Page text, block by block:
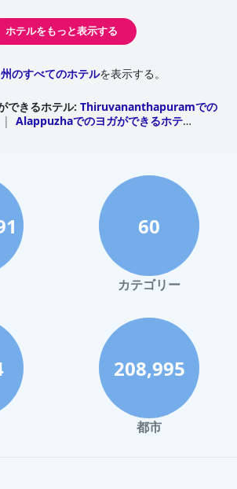
ホテルをもっと表示する
のすべてのホテルを表示する。
できるホテル: Thiruvananthapuramでの
| Alappuzhaでのヨガができるホテ
ができるホテル
Palakkadでのヨガが
でのヨガができるホテル
Kasaragod
ル
Kozhikodeでのヨガができるホテ
ヨガができるホテル 60
カテゴリー
208,995
都市